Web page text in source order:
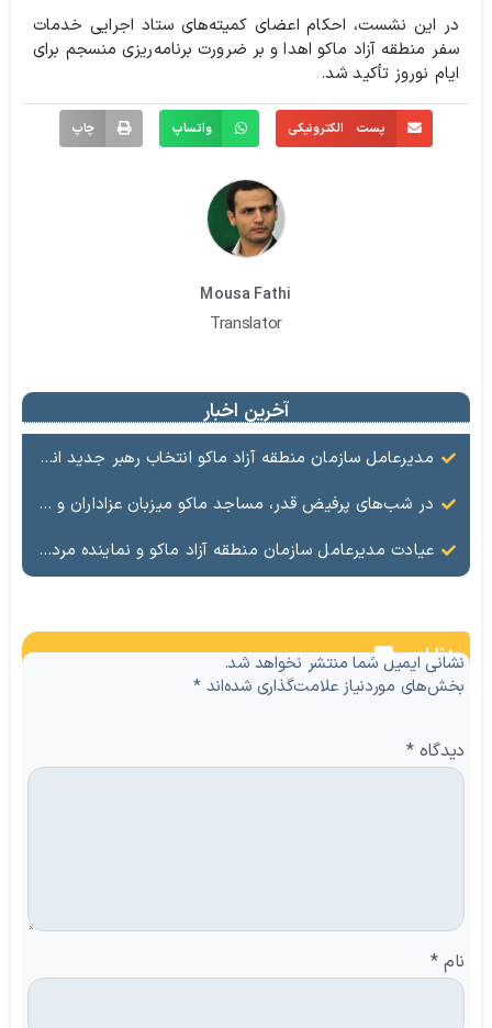
در این نشست، احکام اعضای کمیته‌های ستاد اجرایی خدمات
سفر منطقه آزاد ماکو اهدا و بر ضرورت برنامه‌ریزی منسجم برای
ایام نوروز تأکید شد.
پست الکترونیکی واتساپ چاپ
Mousa Fathi
Translator
آخرین اخبار
مدیرعامل سازمان منطقه آزاد ماکو انتخاب رهبر جدید انقلاب را تبریک گفت
در شب‌های پرفیض قدر، مساجد ماکو میزبان عزاداران و ارادتمندان به اهل بیت (ع) هستند.
عیادت مدیرعامل سازمان منطقه آزاد ماکو و نماینده مردم ماکو، شوط و پلدشت از مجروحان حملات اخیر
نظرات
نشانی ایمیل شما منتشر نخواهد شد.
بخش‌های موردنیاز علامت‌گذاری شده‌اند*
دیدگاه*
نام *